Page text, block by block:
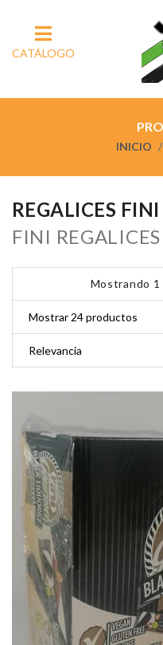
CATÁLOGO
INICIO
REGALICES
FINI REGALICES
Mostrando 1